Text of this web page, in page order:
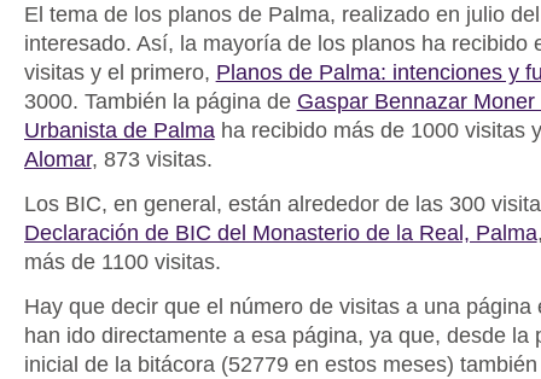
El tema de los planos de Palma, realizado en julio
interesado. Así, la mayoría de los planos ha recibido
visitas y el primero, Planos de Palma: intenciones y
3000. También la página de Gaspar Bennazar
Urbanista de Palmaha recibido más de 1000 visitas
Alomar, 873 visitas.
Los BIC, en general, están alrededor de las 300
Declaración de BIC del Monasterio de la Real, Palma
más de 1100 visitas.
Hay que decir que el número de visitas a una página
han ido directamente a esa página, ya que, desde la
inicial de la bitácora (52779 en estos meses)